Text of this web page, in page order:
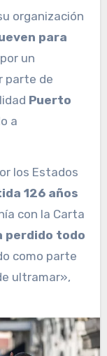
organización
para
un
parte de
Puerto
a
los Estados
126 años
con la Carta
perdido todo
como parte
ultramar»,